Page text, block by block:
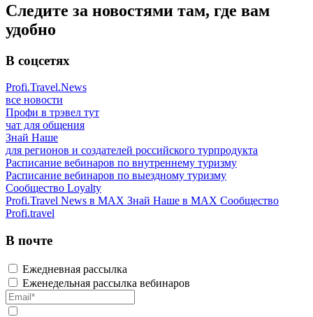
Следите за новостями там, где вам
удобно
В соцсетях
Profi.Travel.News
все новости
Профи в трэвел тут
чат для общения
Знай Наше
для регионов и создателей российского турпродукта
Расписание вебинаров по внутреннему туризму
Расписание вебинаров по выездному туризму
Сообщество Loyalty
Profi.Travel News в MAX Знай Наше в MAX Сообщество
Profi.travel
В почте
Ежедневная рассылка
Еженедельная рассылка вебинаров